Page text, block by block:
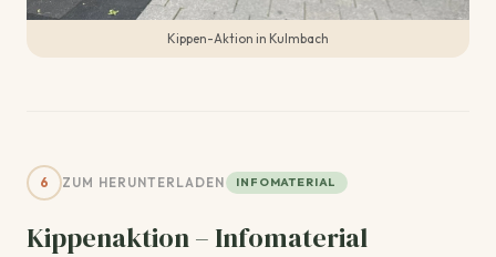
Kippen-Aktion in Kulmbach
6 ZUM HERUNTERLADEN INFOMATERIAL
Kippenaktion – Infomaterial